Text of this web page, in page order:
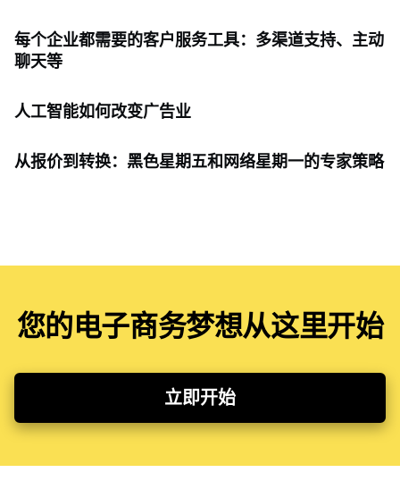
每个企业都需要的客户服务工具：多渠道支持、主动
聊天等
人工智能如何改变广告业
从报价到转换：黑色星期五和网络星期一的专家策略
您的电子商务梦想从这里开始
立即开始